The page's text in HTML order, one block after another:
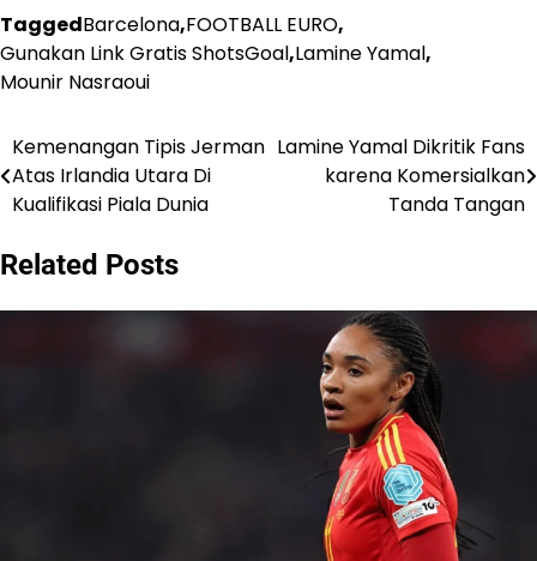
TaggedBarcelona,FOOTBALL EURO,
Gunakan Link Gratis ShotsGoal,Lamine Yamal,
Mounir Nasraoui
Post
navigation
Kemenangan Tipis Jerman
Atas Irlandia Utara Di
Kualifikasi Piala Dunia
Lamine Yamal Dikritik Fans
karena Komersialkan
Tanda Tangan
Related Posts